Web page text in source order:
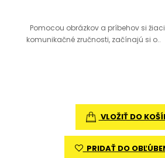
Pomocou obrázkov a príbehov si
komunikačné zručnosti, začínajú si o..
VLOŽIŤ DO
PRIDAŤ DO